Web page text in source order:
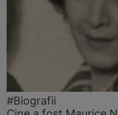
#Biografii